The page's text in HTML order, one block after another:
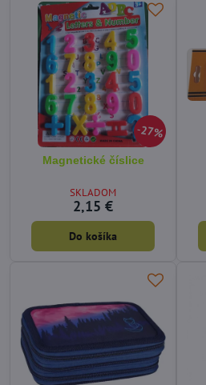
27%
Magnetické číslice
SKLADOM
2,15 €
Do košíka